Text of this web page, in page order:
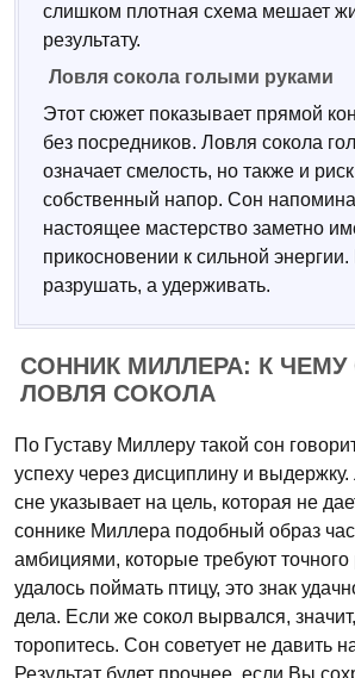
слишком плотная схема мешает
результату.
Ловля сокола голыми руками
Этот сюжет показывает прямой
без посредников. Ловля сокола
означает смелость, но также и
собственный напор. Сон
настоящее мастерство заметно
прикосновении к сильной
разрушать, а удерживать.
СОННИК МИЛЛЕРА: К ЧЕМУ
ЛОВЛЯ СОКОЛА
По Густаву Миллеру такой сон
успеху через дисциплину и
сне указывает на цель, которая не
соннике Миллера подобный образ
амбициями, которые требуют
удалось поймать птицу, это знак
дела. Если же сокол вырвался,
торопитесь. Сон советует не давить
Результат будет прочнее, если Вы